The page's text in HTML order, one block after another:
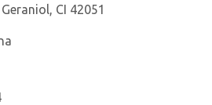
CI 42051